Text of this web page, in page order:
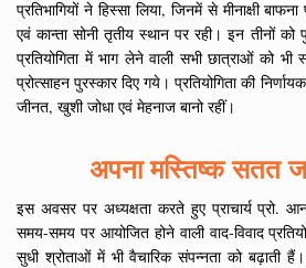
प्रतिभागियों ने हिस्सा लिया, जिनमें से मीनाक्षी
एवं कान्ता सोनी तृतीय स्थान पर रही। इन तीनों
प्रतियोगिता में भाग लेने वाली सभी छात्राओं को
प्रोत्साहन पुरस्कार दिए गये। प्रतियोगिता की
जीनत, खुशी जोधा एवं मेहनाज बानो रहीं।
अपना मस्तिष्क सतत
इस अवसर पर अध्यक्षता करते हुए प्राचार्य प्रो.
समय-समय पर आयोजित होने वाली वाद-विवाद
सुधी श्रोताओं में भी वैचारिक संपन्नता को बढ़ाती